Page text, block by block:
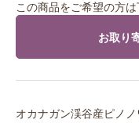
この商品をご希望の方
お取り
オカナガン渓谷産ピノ